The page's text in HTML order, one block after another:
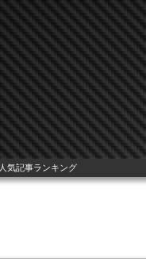
人気記事ランキング